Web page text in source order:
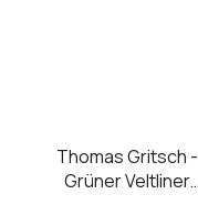
Thomas Gritsch -
Grüner Veltliner